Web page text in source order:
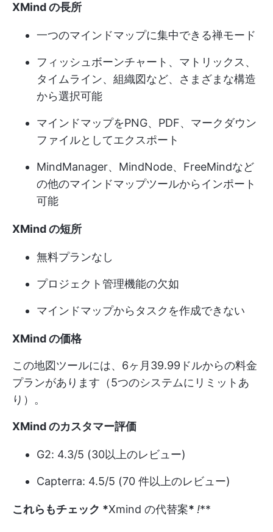
XMind の長所
一つのマインドマップに集中できる禅モード
フィッシュボーンチャート、マトリックス、
タイムライン、組織図など、さまざまな構造
から選択可能
マインドマップをPNG、PDF、マークダウン
ファイルとしてエクスポート
MindManager、MindNode、FreeMindなど
の他のマインドマップツールからインポート
可能
XMind の短所
無料プランなし
プロジェクト管理機能の欠如
マインドマップからタスクを作成できない
XMind の価格
この地図ツールには、6ヶ月39.99ドルからの料金
プランがあります（5つのシステムにリミットあ
り）。
XMind のカスタマー評価
G2: 4.3/5 (30以上のレビュー)
Capterra: 4.5/5 (70 件以上のレビュー)
これらもチェック *Xmind の代替案* !**